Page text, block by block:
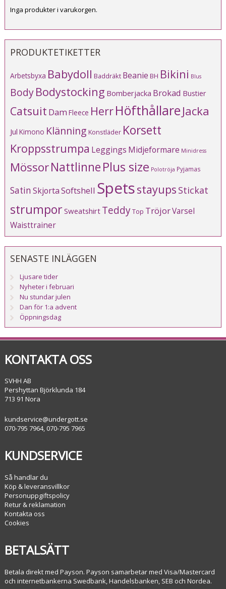
Inga produkter i varukorgen.
PRODUKTETIKETTER
Arbetsbyxa Babydoll Baddräkt Beanie BH Bikini Blus
BodyBodystocking Bomberjacka Brokad Bustier
Catsuit Dam Fleece HerrHöfthållare Jacka
Jul Kimono Klänning Konstläder Korsett
Kroppsstrumpa Leggings Midjeformare Minidress
MössorNattlinnePlus size Polotröja Pyjamas
SatinSkjortaSoftshell Spetsstayups Stickat
strumporSweatshirt TeddyTop TröjorVarsel
Waisttrainer
SENASTE INLÄGGEN
Ljusare tider
Nyheter i februari
Nu stundar julen
Dan för 1:a advent
Öppningsdag
KONTAKTA OSS
SVHH AB
Pershyttan Björklunda 184
713 91 Nora
kundservice@undergott.se
070-795 7964, 070-795 7965
KUNDSERVICE
Så handlar du
Köp & leveransvillkor
Personuppgiftspolicy
Retur & reklamation
Kontakta oss
Cookies
BETALSÄTT
Betala direkt med Payson. Payson samarbetar med Visa/Mastercard
och internetbankerna Swedbank, Handelsbanken, SEB och Nordea.